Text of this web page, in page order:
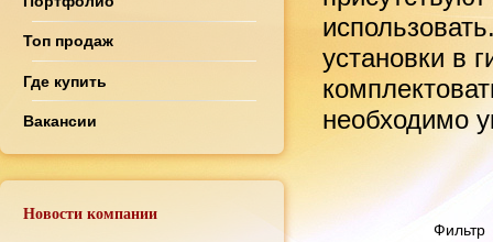
Топ продаж
Где купить
Вакансии
Новости компании
установки в
необходимо
Фильтр